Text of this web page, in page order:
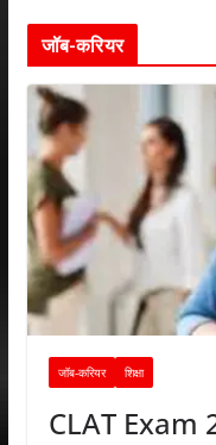
जॉब-करियर
जॉब-करियर शिक्षा
CLAT Exam